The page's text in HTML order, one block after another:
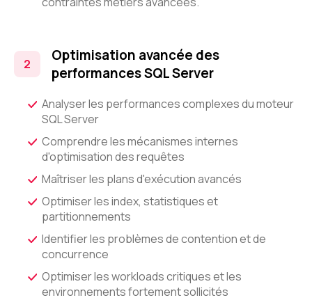
Optimisation avancée des
performances SQL Server
Analyser les performances complexes du moteur
SQL Server
Comprendre les mécanismes internes
d'optimisation des requêtes
Maîtriser les plans d'exécution avancés
Optimiser les index, statistiques et
partitionnements
Identifier les problèmes de contention et de
concurrence
Optimiser les workloads critiques et les
environnements fortement sollicités